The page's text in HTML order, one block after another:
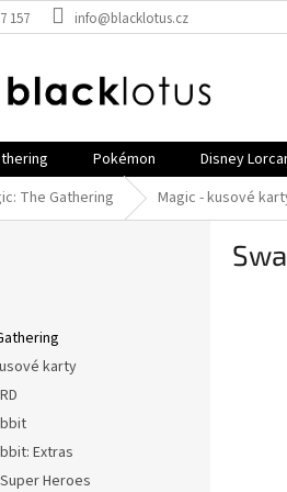
157 info@blacklotus.cz
Pokémon Disney
The Gathering Magic - kusové
karty
Extras
Heroes